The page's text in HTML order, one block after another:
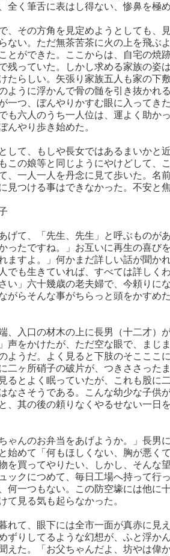
全く筆舌に表はし得ない、惨鼻を極
、その方角を見定めようとしても、
ない。ただ無茶苦茶に火の上を飛ぶ
とができた。ここからは、自宅の焼
残っていた。しかし求める家族の姿
たらしい。矢張り家族五人も家の下
ように浮かんで骨の髄を引き抜かれ
一つ、ぼんやりかすむ眼に入ってき
も六人のうち一人位は、運よく助か
んやり歩き始めた。
して、もしや長女ではあるまいかと
この娘等と同じようにやけどして、
、一人一人を丹念に見て歩いた。名
見つける事はできなかった。不安と
げて、「先生、先生」と呼ぶものが
ったですね。」お互いに再生の喜び
ますよ。」何かまだ詳しい話が聞か
でも生きていれば、すべては詳しく
い」六十幾歳の老夫婦で、今頼りに
がらそんな事がちらっと頭をかすめ
、入口の材木の上に長男（十二才）
声をかけたが、ただ空な眼で、まじ
ようだ。よく見ると下肢のそこここ
二ヶ所硝子の破片が、つきささった
るとよく眠っていたが、これも股に
なさそうである。こんな幼少な子供
、其の後の頼りなくやるせない一日
ゃんのお弁当をあげようか。」長
始めて「何もほしくない、胸が悪く
を買ってやりたい、しかし、そんな
ックにつめて、毎日工場へ持って行
何一つもない。この防空壕には他に
て見る気も起らなかった。
れて、眼下には全市一面が真赤に見
ずりしてるような幻想が、ふと浮か
えた。「お父ちゃんだよ、坊やは偉